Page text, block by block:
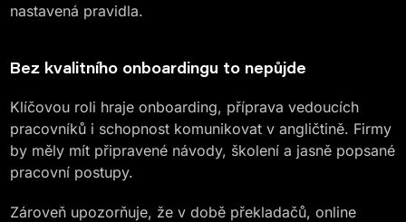
nastavená pravidla.
Bez kvalitního onboardingu to nepůjde
Klíčovou roli hraje onboarding, příprava vedoucích
pracovníků i schopnost komunikovat v angličtině. Firmy
by měly mít připravené návody, školení a jasně popsané
pracovní postupy.
Zároveň upozorňuje, že v době překladačů, online